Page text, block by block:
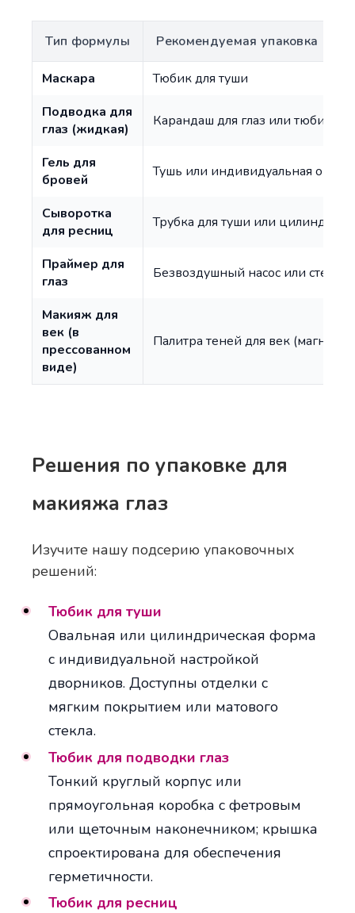
Тип формулы Рекомендуемая упаковка
Маскара
Тюбик для туши
Подводка для
глаз (жидкая)
Карандаш для глаз или тюбик
Гель для
бровей
Тушь или индивидуальная
Сыворотка
для ресниц
Трубка для туши или
Праймер для
глаз
Безвоздушный насос или
Макияж для
век (в
прессованном
виде)
Палитра теней для век
Решения по упаковке для
макияжа глаз
Изучите нашу подсерию упаковочных
решений:
Тюбик для туши
Овальная или цилиндрическая форма
с индивидуальной настройкой
дворников. Доступны отделки с
мягким покрытием или матового
стекла.
Тюбик для подводки глаз
Тонкий круглый корпус или
прямоугольная коробка с фетровым
или щеточным наконечником; крышка
спроектирована для обеспечения
герметичности.
Тюбик для ресниц